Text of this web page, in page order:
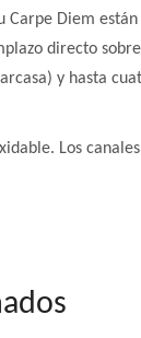
Diem
directo
y hasta
Los